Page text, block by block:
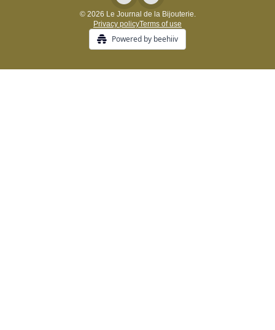
© 2026 Le Journal de la Bijouterie.
Privacy policyTerms of use
Powered by beehiiv